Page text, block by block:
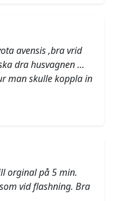
avensis ,bra vrid
dra husvagnen …
man skulle koppla in
orginal på 5 min.
vid flashning. Bra